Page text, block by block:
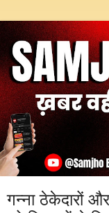
गन्ना ठेकेदारों